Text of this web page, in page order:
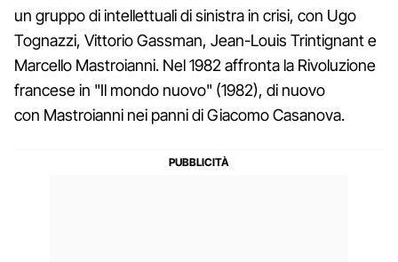
un gruppo di intellettuali di sinistra in crisi, con Ugo
Tognazzi, Vittorio Gassman, Jean-Louis Trintignant e
Marcello Mastroianni. Nel 1982 affronta la Rivoluzione
francese in "Il mondo nuovo" (1982), di nuovo
con Mastroianni nei panni di Giacomo Casanova.